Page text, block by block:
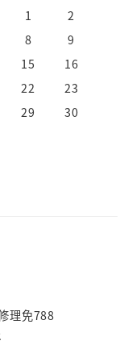
1
2
8
9
15
16
22
23
29
30
理免788